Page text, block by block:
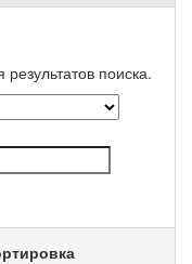
поиска.